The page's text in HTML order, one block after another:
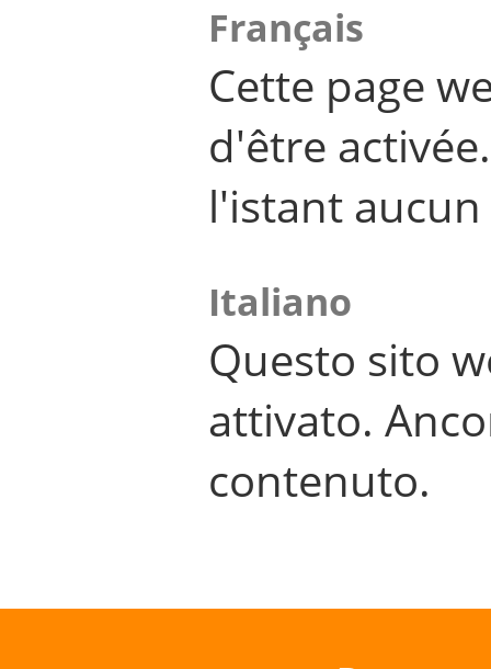
Français
Cette page
d'être
l'istant
Italiano
Questo sito
attivato.
contenuto.